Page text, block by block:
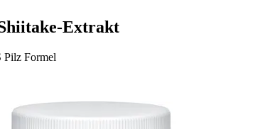
Extrakt
Pilz Formel